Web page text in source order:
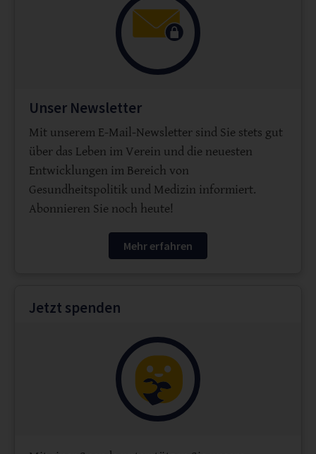
Unser Newsletter
Mit unserem E-Mail-Newsletter sind Sie stets gut
über das Leben im Verein und die neuesten
Entwicklungen im Bereich von
Gesundheitspolitik und Medizin informiert.
Abonnieren Sie noch heute!
Mehr erfahren
Jetzt spenden